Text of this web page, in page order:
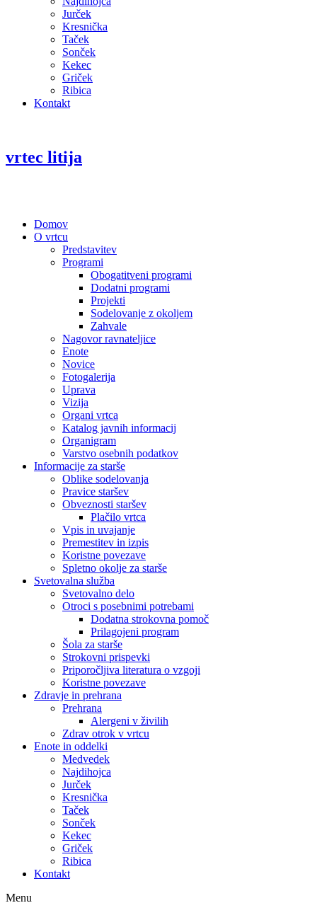
Jurček
Kresnička
Taček
Sonček
Kekec
Griček
Ribica
Kontakt
vrtec litija
Domov
O vrtcu
Predstavitev
Programi
Obogatitveni programi
Dodatni programi
Projekti
Sodelovanje z okoljem
Zahvale
Nagovor ravnateljice
Enote
Novice
Fotogalerija
Uprava
Vizija
Organi vrtca
Katalog javnih informacij
Organigram
Varstvo osebnih podatkov
Informacije za starše
Oblike sodelovanja
Pravice staršev
Obveznosti staršev
Plačilo vrtca
Vpis in uvajanje
Premestitev in izpis
Koristne povezave
Spletno okolje za starše
Svetovalna služba
Svetovalno delo
Otroci s posebnimi potrebami
Dodatna strokovna pomoč
Prilagojeni program
Šola za starše
Strokovni prispevki
Priporočljiva literatura o vzgoji
Koristne povezave
Zdravje in prehrana
Prehrana
Alergeni v živilih
Zdrav otrok v vrtcu
Enote in oddelki
Medvedek
Najdihojca
Jurček
Kresnička
Taček
Sonček
Kekec
Griček
Ribica
Kontakt
Menu